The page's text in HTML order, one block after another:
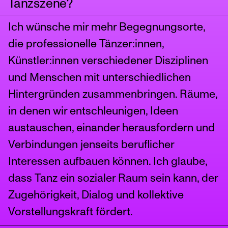
Horvath bei der UNITER Gala 2024 für die Beste
Regie nominiert wurde. Darüber hinaus schuf sie
Passion für die zeitgenössische Ballettcompagnie
Cisne Negro in São Paulo, das im Mai 2024 im SESC
Consolação uraufgeführt wurde.
Ihre ersten Tanzfilme, In Venus (2022) und Os, Ingen
(2021), wurden auf internationalen Filmfestivals
Melbourne.
Darüber hinaus wurde sie mit dem Ehrenstipendium
des Peter, Ingrid og Ralph Hernøes Fond
ausgezeichnet, als Anerkennung ihrer Arbeit als
Tanzkünstlerin.
Tanzszene?
Ich wünsche mir mehr Begegnungsorte,
die professionelle Tänzer:innen,
Künstler:innen verschiedener Disziplinen
und Menschen mit unterschiedlichen
Hintergründen zusammenbringen. Räume,
in denen wir entschleunigen, Ideen
austauschen, einander herausfordern und
Verbindungen jenseits beruflicher
Interessen aufbauen können. Ich glaube,
dass Tanz ein sozialer Raum sein kann, der
Zugehörigkeit, Dialog und kollektive
Vorstellungskraft fördert.